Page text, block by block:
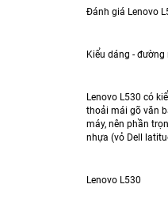
Đánh giá Lenovo
Kiểu dáng - đường
Lenovo L530 có
thoải mái gõ văn
máy, nên phần
nhựa (vỏ Dell
Lenovo L530